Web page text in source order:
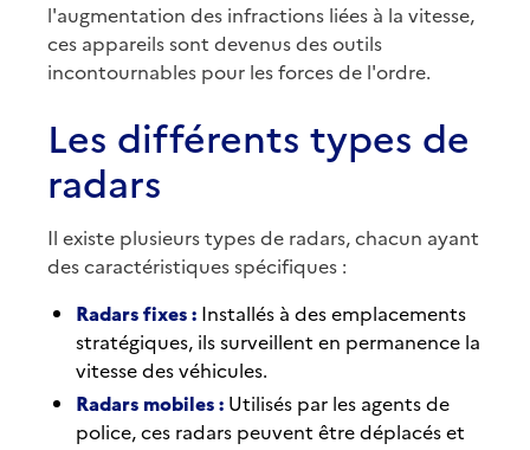
l'augmentation des infractions liées à la vitesse,
ces appareils sont devenus des outils
incontournables pour les forces de l'ordre.
Les différents types de
radars
Il existe plusieurs types de radars, chacun ayant
des caractéristiques spécifiques :
Radars fixes : Installés à des emplacements
stratégiques, ils surveillent en permanence la
vitesse des véhicules.
Radars mobiles : Utilisés par les agents de
police, ces radars peuvent être déplacés et